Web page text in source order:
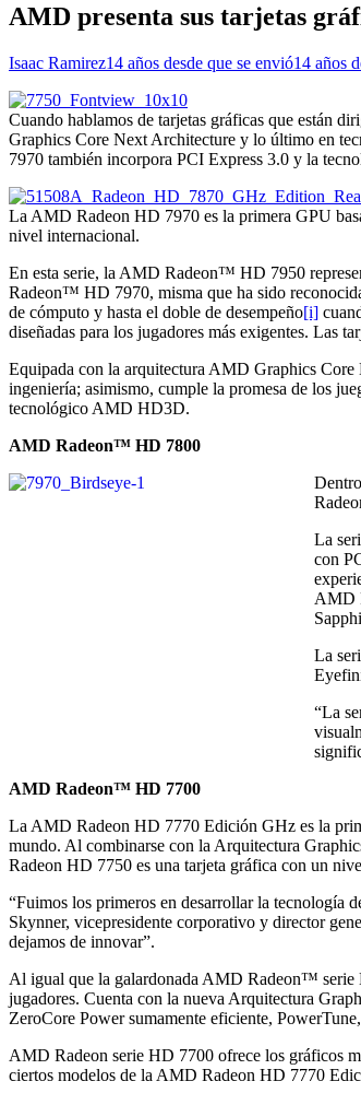
AMD presenta sus tarjetas
Isaac Ramirez14 años desde que se envió14 años
Cuando hablamos de tarjetas gráficas que están
Graphics Core Next Architecture y lo último en
7970 también incorpora PCI Express 3.0 y la
La AMD Radeon HD 7970 es la primera GPU
nivel internacional.
En esta serie, la AMD Radeon™ HD 7950
Radeon™ HD 7970, misma que ha sido
de cómputo y hasta el doble de desempeño[i]
diseñadas para los jugadores más exigentes. Las
Equipada con la arquitectura AMD Graphics
ingeniería; asimismo, cumple la promesa de los
tecnológico AMD HD3D.
AMD Radeon™ HD 7800
La
con
AMD
La
“La
AMD Radeon™ HD 7700
La AMD Radeon HD 7770 Edición GHz es la
mundo. Al combinarse con la Arquitectura
Radeon HD 7750 es una tarjeta gráfica con un
“Fuimos los primeros en desarrollar la tecnología
Skynner, vicepresidente corporativo y director
dejamos de innovar”.
Al igual que la galardonada AMD Radeon™ serie
jugadores. Cuenta con la nueva Arquitectura
ZeroCore Power sumamente eficiente,
AMD Radeon serie HD 7700 ofrece los gráficos
ciertos modelos de la AMD Radeon HD 7770